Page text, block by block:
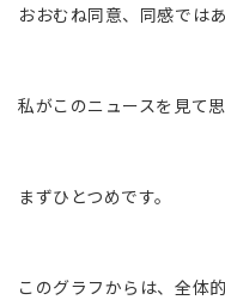
おおむね同意、同感ではあ
私がこのニュースを見て
まずひとつめです。
このグラフからは、全体